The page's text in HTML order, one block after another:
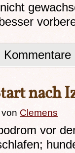
nach
von Clemens
vor